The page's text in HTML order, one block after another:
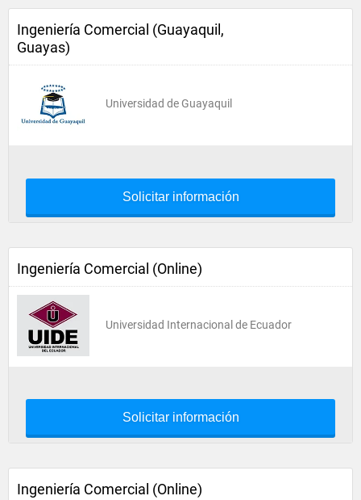
Ingeniería Comercial (Guayaquil,
Guayas)
Universidad de Guayaquil
Solicitar información
Ingeniería Comercial (Online)
Universidad Internacional de Ecuador
Solicitar información
Ingeniería Comercial (Online)